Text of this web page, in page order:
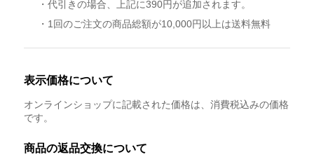
・代引きの場合、上記に390円が追加されます。
・1回のご注文の商品総額が10,000円以上は送料無料
表示価格について
オンラインショップに記載された価格は、消費税込みの価格
です。
商品の返品交換について